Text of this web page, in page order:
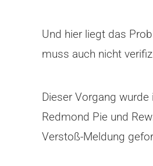
Und hier liegt das
muss auch nicht
Dieser Vorgang
Redmond Pie und
Verstoß-Meldung